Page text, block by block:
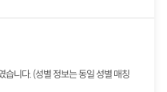
습니다. (성별 정보는 동일 성별 매칭